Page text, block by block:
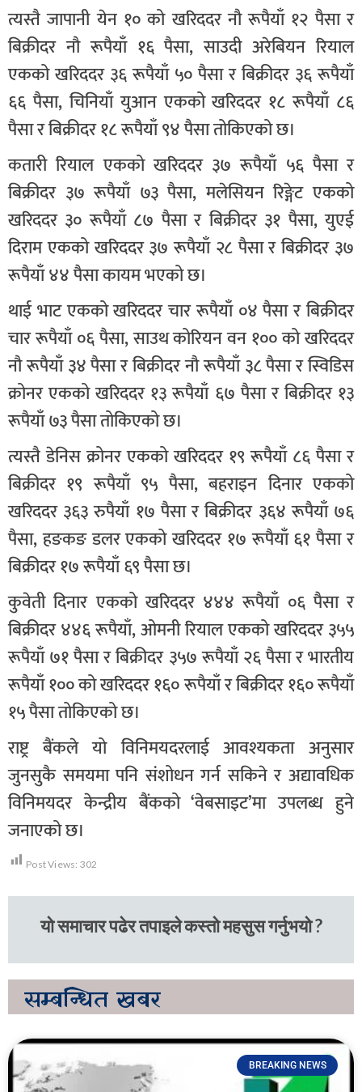
त्यस्तै जापानी येन १० को खरिददर नौ रूपैयाँ १२ पैसा र
बिक्रीदर नौ रूपैयाँ १६ पैसा, साउदी अरेबियन रियाल
एकको खरिददर ३६ रूपैयाँ ५० पैसा र बिक्रीदर ३६ रूपैयाँ
६६ पैसा, चिनियाँ युआन एकको खरिददर १८ रूपैयाँ ८६
पैसा र बिक्रीदर १८ रूपैयाँ ९४ पैसा तोकिएको छ।
कतारी रियाल एकको खरिददर ३७ रूपैयाँ ५६ पैसा र
बिक्रीदर ३७ रूपैयाँ ७३ पैसा, मलेसियन रिङ्गेट एकको
खरिददर ३० रूपैयाँ ८७ पैसा र बिक्रीदर ३१ पैसा, युएई
दिराम एकको खरिददर ३७ रूपैयाँ २८ पैसा र बिक्रीदर ३७
रूपैयाँ ४४ पैसा कायम भएको छ।
थाई भाट एकको खरिददर चार रूपैयाँ ०४ पैसा र बिक्रीदर
चार रूपैयाँ ०६ पैसा, साउथ कोरियन वन १०० को खरिददर
नौ रूपैयाँ ३४ पैसा र बिक्रीदर नौ रूपैयाँ ३८ पैसा र स्विडिस
क्रोनर एकको खरिददर १३ रूपैयाँ ६७ पैसा र बिक्रीदर १३
रूपैयाँ ७३ पैसा तोकिएको छ।
त्यस्तै डेनिस क्रोनर एकको खरिददर १९ रूपैयाँ ८६ पैसा र
बिक्रीदर १९ रूपैयाँ ९५ पैसा, बहराइन दिनार एकको
खरिददर ३६३ रुपैयाँ १७ पैसा र बिक्रीदर ३६४ रूपैयाँ ७६
पैसा, हङकङ डलर एकको खरिददर १७ रूपैयाँ ६१ पैसा र
बिक्रीदर १७ रूपैयाँ ६९ पैसा छ।
कुवेती दिनार एकको खरिददर ४४४ रूपैयाँ ०६ पैसा र
बिक्रीदर ४४६ रूपैयाँ, ओमनी रियाल एकको खरिददर ३५५
रूपैयाँ ७१ पैसा र बिक्रीदर ३५७ रूपैयाँ २६ पैसा र भारतीय
रूपैयाँ १०० को खरिददर १६० रूपैयाँ र बिक्रीदर १६० रूपैयाँ
१५ पैसा तोकिएको छ।
राष्ट्र बैंकले यो विनिमयदरलाई आवश्यकता अनुसार
जुनसुकै समयमा पनि संशोधन गर्न सकिने र अद्यावधिक
विनिमयदर केन्द्रीय बैंकको ‘वेबसाइट’मा उपलब्ध हुने
जनाएको छ।
Post Views: 302
यो समाचार पढेर तपाइले कस्तो महसुस गर्नुभयो ?
सम्बन्धित खबर
BREAKING NEWS